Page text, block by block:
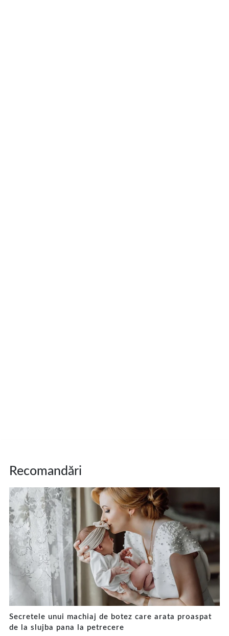
Recomandări
Secretele unui machiaj de botez care arata proaspat
de la slujba pana la petrecere